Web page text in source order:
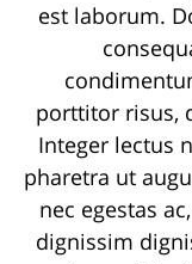
est laborum.
porttitor risus,
Integer lectus
pharetra ut
nec egestas
dignissim